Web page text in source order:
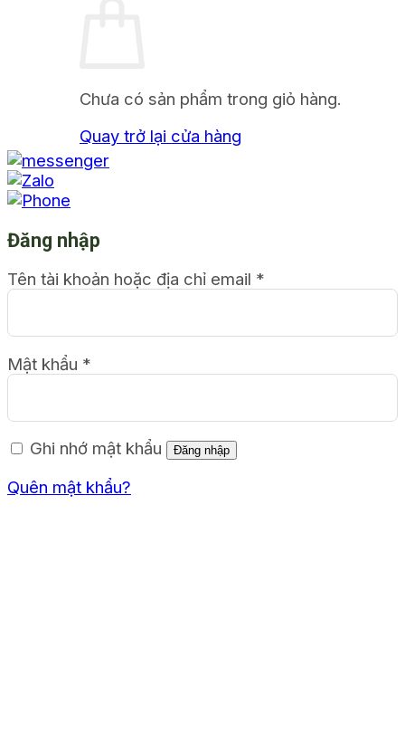
Chưa có sản phẩm trong giỏ hàng.
Quay trở lại cửa hàng
Đăng nhập
Tên tài khoản hoặc địa chỉ email *
Mật khẩu *
Ghi nhớ mật khẩu Đăng nhập
Quên mật khẩu?